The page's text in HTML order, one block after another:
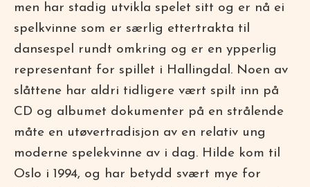
men har stadig utvikla spelet sitt og er nå ei
spelkvinne som er særlig ettertrakta til
dansespel rundt omkring og er en ypperlig
representant for spillet i Hallingdal. Noen av
slåttene har aldri tidligere vært spilt inn på
CD og albumet dokumenter på en strålende
måte en utøvertradisjon av en relativ ung
moderne spelekvinne av i dag. Hilde kom til
Oslo i 1994, og har betydd svært mye for